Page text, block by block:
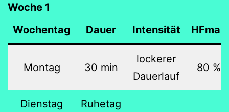
Woche 1
Wochentag
Dauer Intensität HFmax
Montag 30 min
lockerer
Dauerlauf
80 %
Dienstag Ruhetag